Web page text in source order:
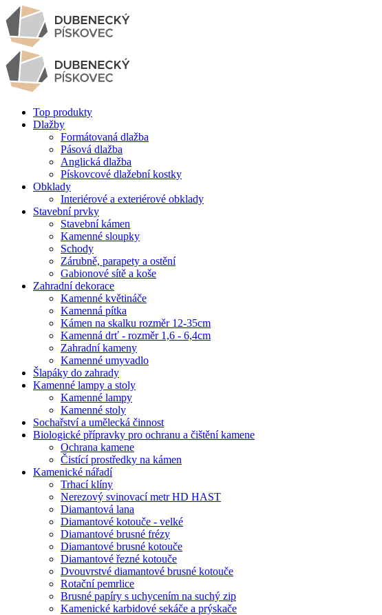
Top produkty
Dlažby
Formátovaná dlažba
Pásová dlažba
Anglická dlažba
Pískovcové dlažební kostky
Obklady
Interiérové a exteriérové obklady
Stavební prvky
Stavební kámen
Kamenné sloupky
Schody
Zárubně, parapety a ostění
Gabionové sítě a koše
Zahradní dekorace
Kamenné květináče
Kamenná pítka
Kámen na skalku rozměr 12-35cm
Kamenná drť - rozměr 1,6 - 6,4cm
Zahradní kameny
Kamenné umyvadlo
Šlapáky do zahrady
Kamenné lampy a stoly
Kamenné lampy
Kamenné stoly
Sochařství a umělecká činnost
Biologické přípravky pro ochranu a čištění kamene
Ochrana kamene
Čistící prostředky na kámen
Kamenické nářadí
Trhací klíny
Nerezový svinovací metr HD HAST
Diamantová lana
Diamantové kotouče - velké
Diamantové brusné frézy
Diamantové brusné kotouče
Diamantové řezné kotouče
Dvouvrstvé diamantové brusné kotouče
Rotační pemrlice
Brusné papíry s uchycením na suchý zip
Kamenické karbidové sekáče a prýskače